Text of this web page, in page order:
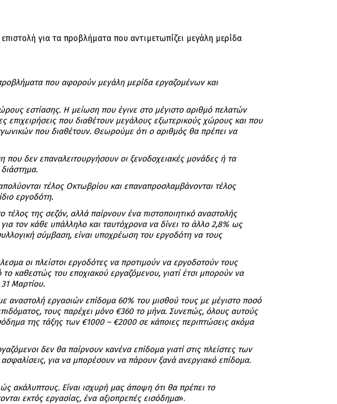
για τα προβλήματα που αντιμετωπίζει μεγάλη μερίδα
που αφορούν μεγάλη μερίδα εργαζομένων και
εστίασης. Η μείωση που έγινε στο μέγιστο αριθμό πελατών
επιχειρήσεις που διαθέτουν μεγάλους εξωτερικούς χώρους και που
που διαθέτουν. Θεωρούμε ότι ο αριθμός θα πρέπει να
δεν επαναλειτουργήσουν οι ξενοδοχειακές μονάδες ή τα
τέλος Οκτωβρίου και επαναπροσλαμβάνονται τέλος
εργοδότη.
της σεζόν, αλλά παίρνουν ένα πιστοποιητικό αναστολής
τον κάθε υπάλληλο και ταυτόχρονα να δίνει το άλλο 2,8% ως
σύμβαση, είναι υποχρέωση του εργοδότη να τους
οι πλείστοι εργοδότες να προτιμούν να εργοδοτούν τους
καθεστώς του εποχιακού εργαζόμενου, γιατί έτσι μπορούν να
31 Μαρτίου.
αναστολή εργασιών επίδομα 60% του μισθού τους με μέγιστο ποσό
τους παρέχει μόνο €360 το μήνα. Συνεπώς, όλους αυτούς
της τάξης των €1000 – €2000 σε κάποιες περιπτώσεις ακόμα
δεν θα παίρνουν κανένα επίδομα γιατί στις πλείστες των
για να μπορέσουν να πάρουν ξανά ανεργιακό επίδομα.
ακάλυπτους. Είναι ισχυρή μας άποψη ότι θα πρέπει το
εκτός εργασίας, ένα αξιοπρεπές εισόδημα».